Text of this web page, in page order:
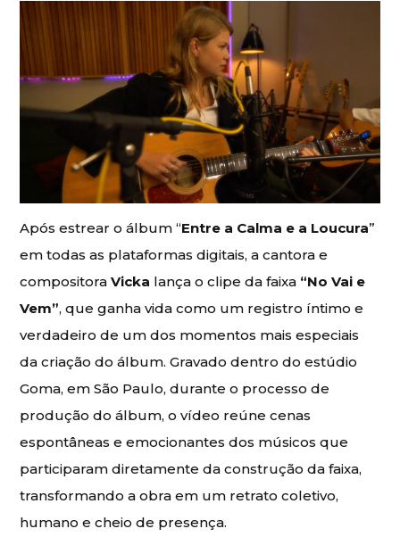
Após estrear o álbum “Entre a Calma e a Loucura”
em todas as plataformas digitais, a cantora e
compositoraVicka lança o clipe da faixa “No Vai e
Vem”, que ganha vida como um registro íntimo e
verdadeiro de um dos momentos mais especiais
da criação do álbum. Gravado dentro do estúdio
Goma, em São Paulo, durante o processo de
produção do álbum, o vídeo reúne cenas
espontâneas e emocionantes dos músicos que
participaram diretamente da construção da faixa,
transformando a obra em um retrato coletivo,
humano e cheio de presença.